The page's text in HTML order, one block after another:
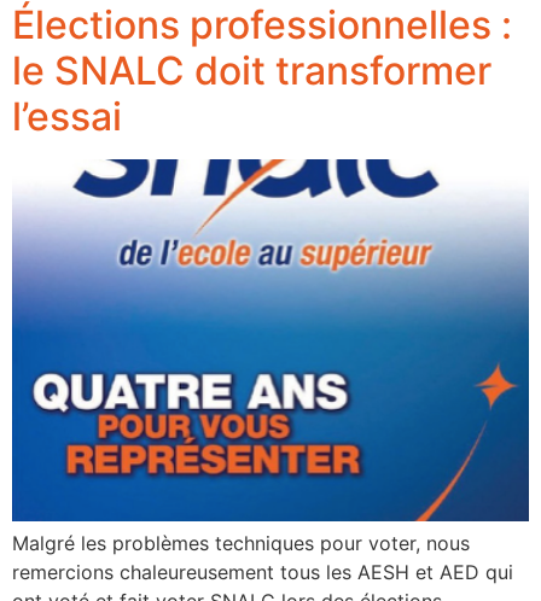
Élections professionnelles :
le SNALC doit transformer
l’essai
Malgré les problèmes techniques pour voter, nous
remercions chaleureusement tous les AESH et AED qui